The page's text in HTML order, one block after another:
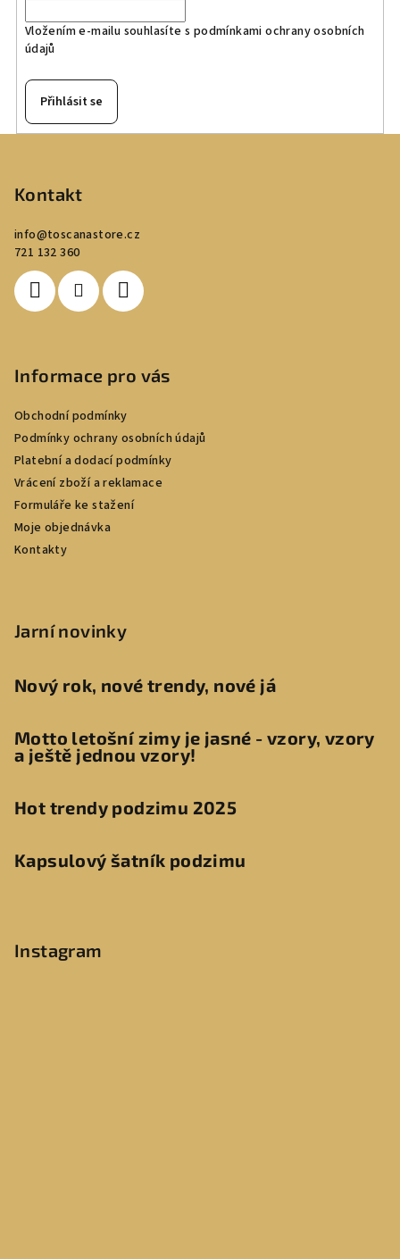
Vložením e-mailu souhlasíte s podmínkami ochrany osobních
údajů
Přihlásit se
Kontakt
info@toscanastore.cz
721 132 360
Informace pro vás
Obchodní podmínky
Podmínky ochrany osobních údajů
Platební a dodací podmínky
Vrácení zboží a reklamace
Formuláře ke stažení
Moje objednávka
Kontakty
Jarní novinky
Nový rok, nové trendy, nové já
Motto letošní zimy je jasné - vzory, vzory
a ještě jednou vzory!
Hot trendy podzimu 2025
Kapsulový šatník podzimu
Instagram